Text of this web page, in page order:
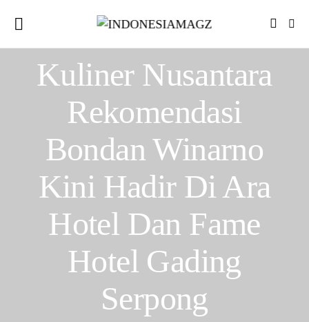
Kuliner Nusantara
Rekomendasi
Bondan Winarno
Kini Hadir Di Ara
Hotel Dan Fame
Hotel Gading
Serpong